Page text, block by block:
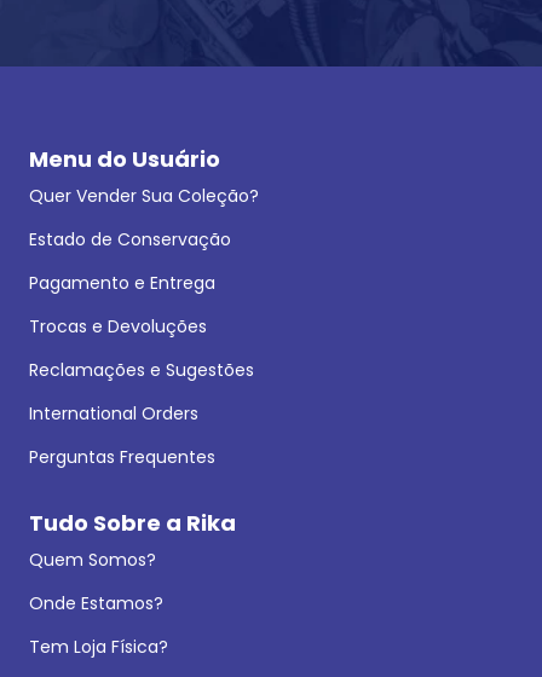
Menu do Usuário
Quer Vender Sua Coleção?
Estado de Conservação
Pagamento e Entrega
Trocas e Devoluções
Reclamações e Sugestões
International Orders
Perguntas Frequentes
Tudo Sobre a Rika
Quem Somos?
Onde Estamos?
Tem Loja Física?